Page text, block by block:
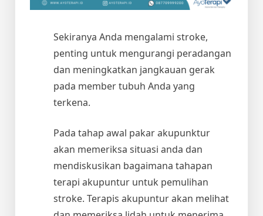
Sekiranya Anda mengalami stroke,
penting untuk mengurangi peradangan
dan meningkatkan jangkauan gerak
pada member tubuh Anda yang
terkena.
Pada tahap awal pakar akupunktur
akan memeriksa situasi anda dan
mendiskusikan bagaimana tahapan
terapi akupuntur untuk pemulihan
stroke. Terapis akupuntur akan melihat